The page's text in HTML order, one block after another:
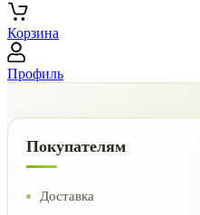
Корзина
Профиль
Покупателям
Доставка